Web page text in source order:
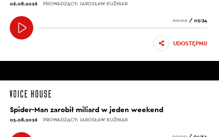
06.08.2026 PROWADZĄCY: JAROSŁAW KUŹNIAR
00:00 / 05:34
UDOSTĘPNIJ
Spider-Man zarobił miliard w jeden weekend
05.08.2026 PROWADZĄCY: JAROSŁAW KUŹNIAR